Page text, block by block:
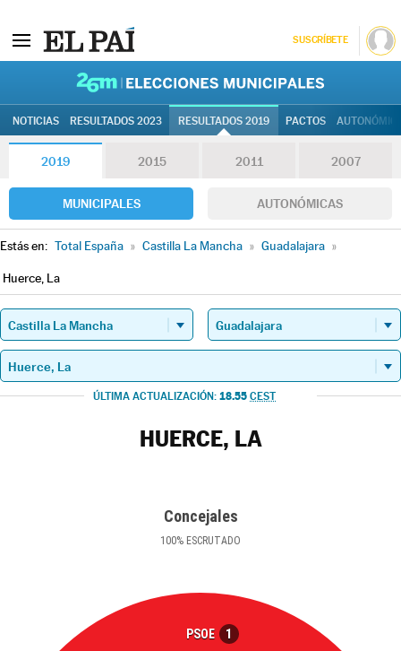
SUSCRÍBETE
NOTICIAS RESULTADOS 2023 RESULTADOS 2019 PACTOS
2019 2015 2011 2007
MUNICIPALES AUTONÓMICAS
Estás en: Total España » Castilla La Mancha » Guadalajara »
Huerce, La
ÚLTIMA ACTUALIZACIÓN: 18.55 CEST
HUERCE, LA
Concejales
100% ESCRUTADO
PSOE 1